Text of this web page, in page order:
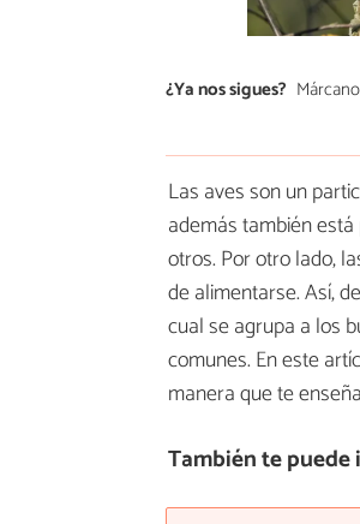
¿Ya nos sigues?
Las aves son un
además también
otros. Por otro lado,
de alimentarse. Así,
cual se agrupa a los
comunes. En este
manera que te
También te puede